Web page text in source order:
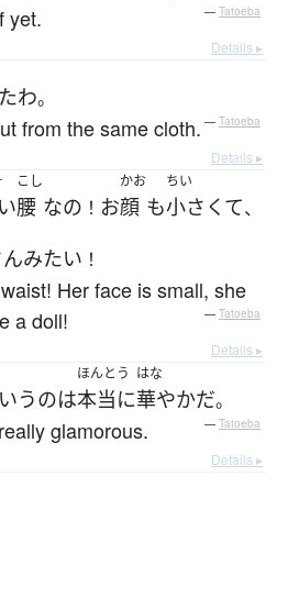
yet.
— Tatoeba
Details ▸
わ。
from the same cloth. — Tatoeba
Details ▸
こし
腰 なの ！ お
かお
顔 も
ちい
小さくて、
みたい ！
Her face is small, she
a doll!
— Tatoeba
Details ▸
うのは
ほんとう
本当に
はな
華やかだ。
glamorous. — Tatoeba
Details ▸